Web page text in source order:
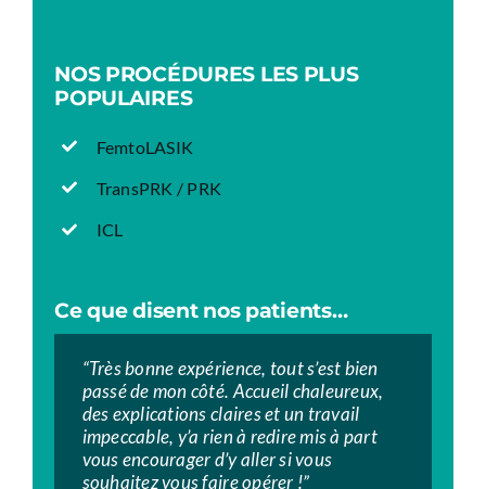
NOS PROCÉDURES LES PLUS
POPULAIRES
FemtoLASIK
TransPRK / PRK
ICL
Ce que disent nos patients…
“Très bonne expérience, tout s’est bien
passé de mon côté. Accueil chaleureux,
des explications claires et un travail
impeccable, y’a rien à redire mis à part
vous encourager d’y aller si vous
souhaitez vous faire opérer !”
“”Très bon centre.
À chacune de mes visites, le personnel
était très rassurant, accueillant,
professionnel et à l’écoute. Je suis ravi
des résultats 3 mois après l’opération et
ne peut que les recommander.””
“”Excellente prise en charge tout au long
des RDV, de la 1ère consultation jusqu’à
l’opération et aux contrôles post-
opératoires. Personnel très accueillants
et donnant des explications claires. Un
grand merci”.”